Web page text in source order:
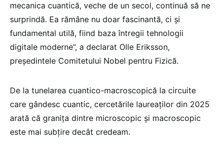
mecanica cuantică, veche de un secol, continuă să ne
surprindă. Ea rămâne nu doar fascinantă, ci și
fundamental utilă, fiind baza întregii tehnologii
digitale moderne”, a declarat Olle Eriksson,
președintele Comitetului Nobel pentru Fizică.
De la tunelarea cuantico-macroscopică la circuite
care gândesc cuantic, cercetările laureaților din 2025
arată că granița dintre microscopic și macroscopic
este mai subțire decât credeam.